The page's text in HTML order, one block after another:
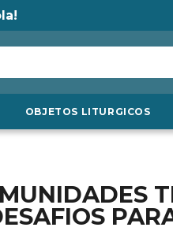
OBJETOS LITURGICOS